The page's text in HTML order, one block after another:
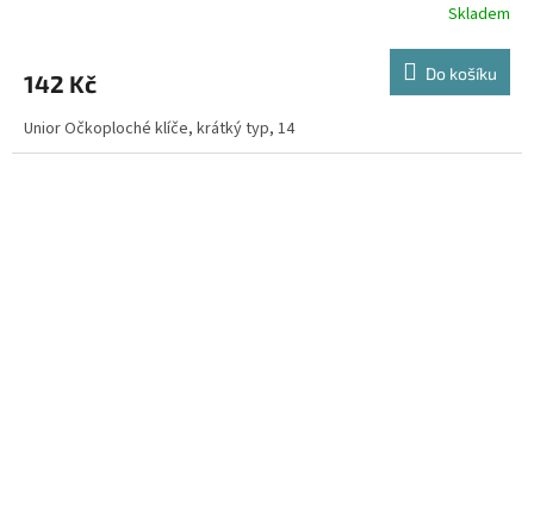
Skladem
142 Kč Do košíku
Unior Očkoploché klíče, krátký typ, 14